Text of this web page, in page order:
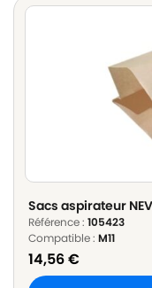
Sacs aspirateur
Référence : 105423
Compatible : M11
14,56€